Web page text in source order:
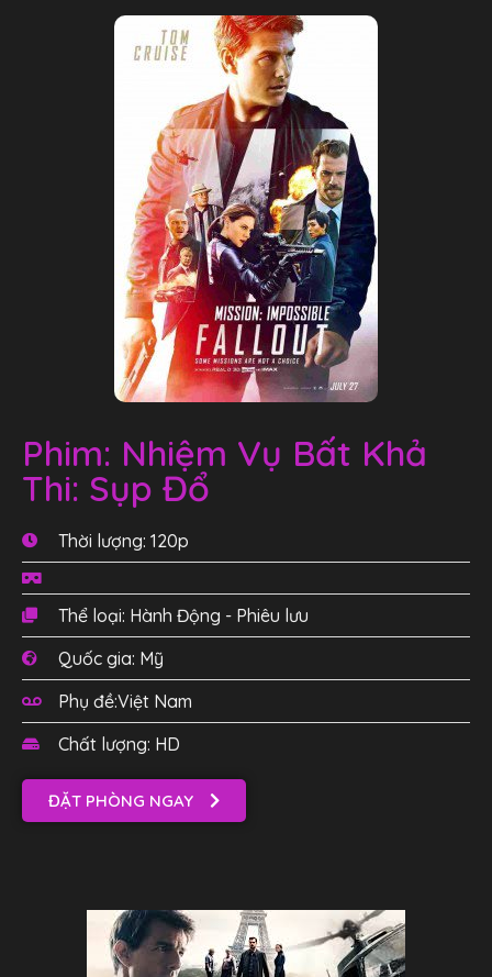
Phim: Nhiệm Vụ Bất Khả
Thi: Sụp Đổ
Thời lượng: 120p
Thể loại: Hành Động - Phiêu lưu
Quốc gia: Mỹ
Phụ đề:Việt Nam
Chất lượng: HD
ĐẶT PHÒNG NGAY